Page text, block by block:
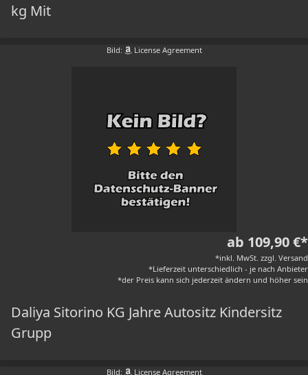
kg Mit
Bild: License Agreement
ab 109,90 €*
*inkl. MwSt. zzgl. Versand
*Lieferzeit unterschiedlich - je nach Anbieter
*der Preis kann sich jederzeit ändern und höher sein
Daliya Sitorino KG Jahre Autositz Kindersitz
Grupp
Bild: License Agreement